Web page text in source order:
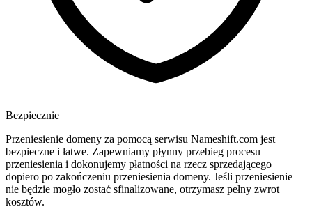
Bezpiecznie
Przeniesienie domeny za pomocą serwisu Nameshift.com jest
bezpieczne i łatwe. Zapewniamy płynny przebieg procesu
przeniesienia i dokonujemy płatności na rzecz sprzedającego
dopiero po zakończeniu przeniesienia domeny. Jeśli przeniesienie
nie będzie mogło zostać sfinalizowane, otrzymasz pełny zwrot
kosztów.